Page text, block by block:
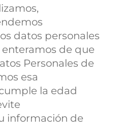
datos personales
enteramos de que
Personales de
esa
la edad
información de